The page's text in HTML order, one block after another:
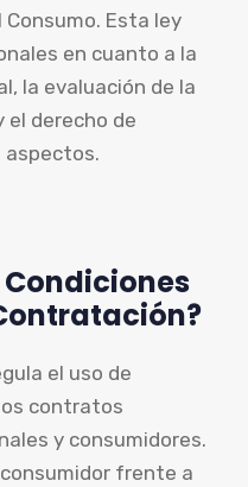
Esta ley
en cuanto a la
la evaluación de la
el derecho de
Condiciones
el uso de
contratos
y consumidores.
frente a